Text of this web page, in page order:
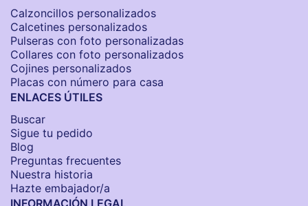
Calzoncillos personalizados​
Calcetines personalizados
Pulseras con foto personalizadas
Collares con foto personalizados
Cojines personalizados
Placas con número para casa
ENLACES ÚTILES
Buscar
Sigue tu pedido
Blog
Preguntas frecuentes
Nuestra historia
Hazte embajador/a